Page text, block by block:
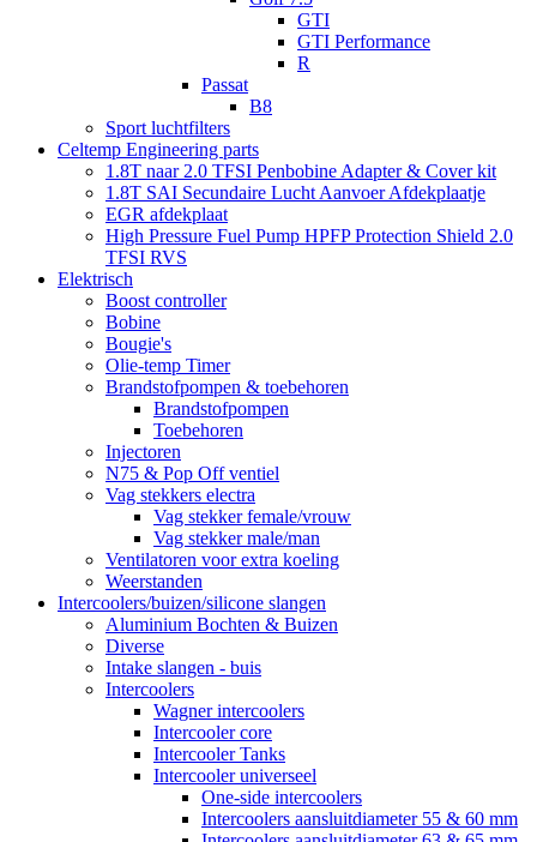
GTI
GTI Performance
R
Passat
B8
Sport luchtfilters
Celtemp Engineering parts
1.8T naar 2.0 TFSI Penbobine Adapter & Cover kit
1.8T SAI Secundaire Lucht Aanvoer Afdekplaatje
EGR afdekplaat
High Pressure Fuel Pump HPFP Protection Shield 2.0
TFSI RVS
Elektrisch
Boost controller
Bobine
Bougie's
Olie-temp Timer
Brandstofpompen & toebehoren
Brandstofpompen
Toebehoren
Injectoren
N75 & Pop Off ventiel
Vag stekkers electra
Vag stekker female/vrouw
Vag stekker male/man
Ventilatoren voor extra koeling
Weerstanden
Intercoolers/buizen/silicone slangen
Aluminium Bochten & Buizen
Diverse
Intake slangen - buis
Intercoolers
Wagner intercoolers
Intercooler core
Intercooler Tanks
Intercooler universeel
One-side intercoolers
Intercoolers aansluitdiameter 55 & 60 mm